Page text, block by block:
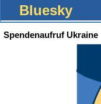
Bluesky
Spendenaufruf Ukraine